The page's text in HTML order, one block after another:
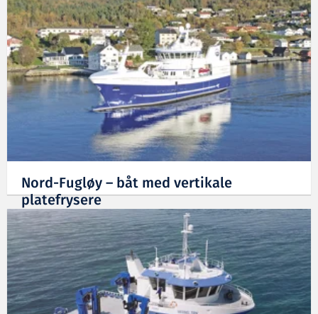
Nord-Fugløy – båt med vertikale
platefrysere
16.01.2024